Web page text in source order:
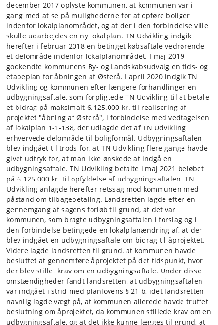
december 2017 oplyste kommunen, at kommunen var i
gang med at se på mulighederne for at opføre boliger
indenfor lokalplanområdet, og at der i den forbindelse ville
skulle udarbejdes en ny lokalplan. TN Udvikling indgik
herefter i februar 2018 en betinget købsaftale vedrørende
et delområde indenfor lokalplanområdet. I maj 2019
godkendte kommunens By- og Landskabsudvalg en tids- og
etapeplan for åbningen af Østerå. I april 2020 indgik TN
Udvikling og kommunen efter længere forhandlinger en
udbygningsaftale, som forpligtede TN Udvikling til at betale
et bidrag på maksimalt 6.125.000 kr. til realisering af
projektet "åbning af Østerå", i forbindelse med vedtagelsen
af lokalplan 1-1-138, der udlagde det af TN Udvikling
erhvervede delområde til boligformål. Udbygningsaftalen
blev indgået til trods for, at TN Udvikling flere gange havde
givet udtryk for, at man ikke ønskede at indgå en
udbygningsaftale. TN Udvikling betalte i maj 2021 beløbet
på 6.125.000 kr. til opfyldelse af udbygningsaftalen. TN
Udvikling anlagde herefter retssag mod kommunen med
påstand om tilbagebetaling. Landsretten lagde efter en
gennemgang af sagens forløb til grund, at det var
kommunen, som bragte udbygningsaftalen i forslag og i
den forbindelse betingede en lokalplanændring af, at der
blev indgået en udbygningsaftale om bidrag til åprojektet.
Videre lagde landsretten til grund, at kommunen havde
besluttet at gennemføre åprojektet på det tidspunkt, hvor
der blev stillet krav om en udbygningsaftale. Under disse
omstændigheder fandt landsretten, at udbygningsaftalen
var indgået i strid med planlovens § 21 b, idet landsretten
navnlig lagde vægt på, at kommunen allerede havde truffet
beslutning om åprojektet, da kommunen stillede krav om en
udbygningsaftale, og at det ikke kunne lægges til grund, at